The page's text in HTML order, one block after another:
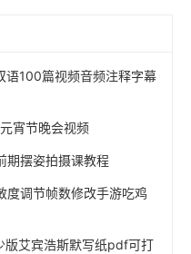
语100篇视频音频注释字幕
宵节晚会视频
期摆姿拍摄课教程
度调节帧数修改手游吃鸡
版艾宾浩斯默写纸pdf可打